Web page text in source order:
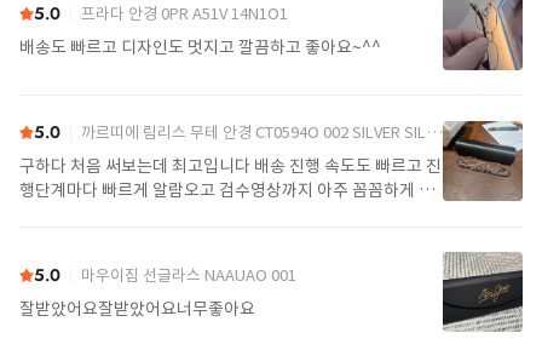
5.0 프라다 안경 0PR A51V 14N1O1
배송도 빠르고 디자인도 멋지고 깔끔하고 좋아요~^^
5.0 까르띠에 림리스 무테 안경 CT0594O 002 SILVER SILVER TRANSPARENT
구하다 처음 써보는데 최고입니다 배송 진행 속도도 빠르고 진
행단계마다 빠르게 알람오고 검수영상까지 아주 꼼꼼하게 찍
5.0 마우이짐 선글라스 NAAUAO 001
잘받았어요잘받았어요너무좋아요